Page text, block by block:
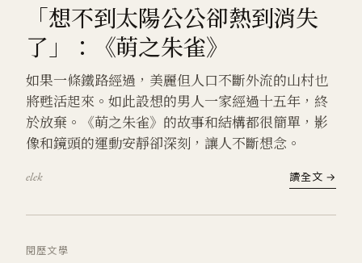
「想不到太陽公公卻熱到消失
了」：《萌之朱雀》
如果一條鐵路經過，美麗但人口不斷外流的山村也
將甦活起來。如此設想的男人一家經過十五年，終
於放棄。《萌之朱雀》的故事和結構都很簡單，影
像和鏡頭的運動安靜卻深刻，讓人不斷想念。
elek 讀全文 →
閱歷文學